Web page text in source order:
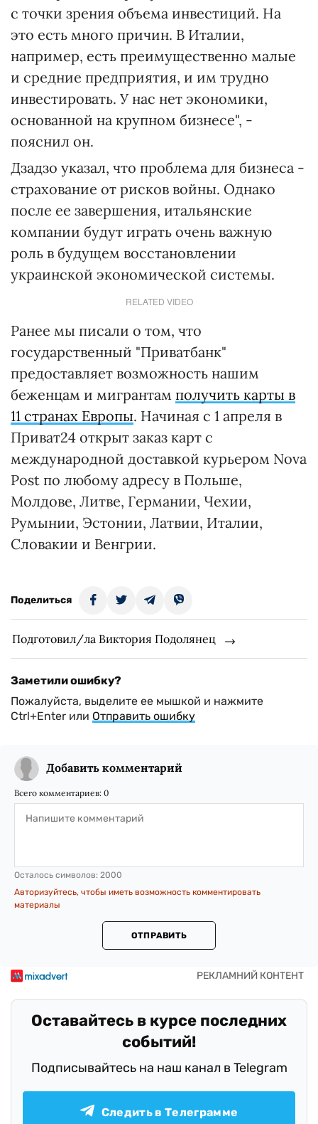
с точки зрения объема инвестиций. На
это есть много причин. В Италии,
например, есть преимущественно малые
и средние предприятия, и им трудно
инвестировать. У нас нет экономики,
основанной на крупном бизнесе", -
пояснил он.
Дзадзо указал, что проблема для бизнеса -
страхование от рисков войны. Однако
после ее завершения, итальянские
компании будут играть очень важную
роль в будущем восстановлении
украинской экономической системы.
RELATED VIDEO
Ранее мы писали о том, что
государственный "Приватбанк"
предоставляет возможность нашим
беженцам и мигрантам получить карты в
11 странах Европы. Начиная с 1 апреля в
Приват24 открыт заказ карт с
международной доставкой курьером Nova
Post по любому адресу в Польше,
Молдове, Литве, Германии, Чехии,
Румынии, Эстонии, Латвии, Италии,
Словакии и Венгрии.
Поделиться
Подготовил/ла Виктория Подолянец
Заметили ошибку?
Пожалуйста, выделите ее мышкой и нажмите
Ctrl+Enter или Отправить ошибку
Добавить комментарий
Всего комментариев: 0
Осталось символов: 2000
Авторизуйтесь, чтобы иметь возможность комментировать
материалы
ОТПРАВИТЬ
Оставайтесь в курсе последних
событий!
Подписывайтесь на наш канал в Telegram
Следить в Телеграмме